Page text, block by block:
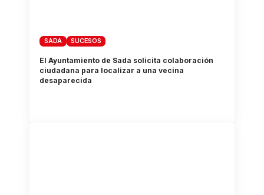
SADA SUCESOS
El Ayuntamiento de Sada solicita colaboración
ciudadana para localizar a una vecina
desaparecida